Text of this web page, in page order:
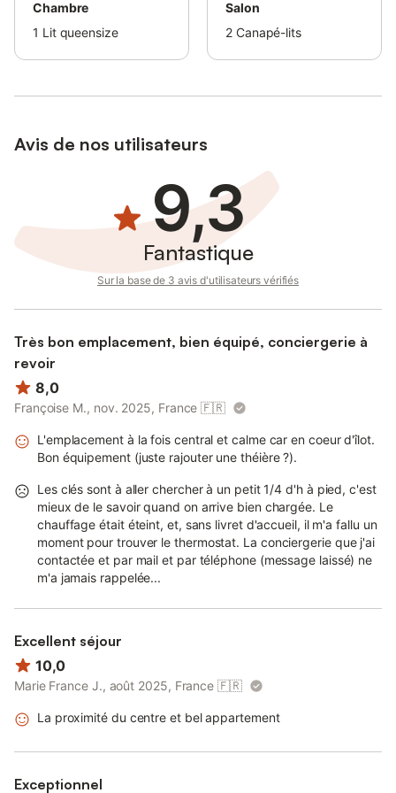
Avant votre arrivée
Afin de préparer au mieux votre séjour, un enregistrement est à
effectuer avant votre arrivée, soit en ligne, soit directement à
sera restituée dans la semaine suivant votre départ, sous
réserve qu'aucune dégradation ne soit constatée.
Pour rendre votre séjour encore plus agréable, nous proposons
sur demande plusieurs services complémentaires : bagagerie en
semaine (du lundi au vendredi, de 9h à 12h et de 14h à 18h),
linge supplémentaire, passage de ménage additionnel ou
préparation d'une bouteille de champagne pour votre arrivée 🍾
Chambre
1 Lit queensize
Salon
2 Canapé-lits
Avis de nos utilisateurs
9,3
Fantastique
Sur la base de 3 avis d'utilisateurs vérifiés
Très bon emplacement, bien équipé, conciergerie à
revoir
8,0
Françoise M., nov. 2025, France 🇫🇷
L'emplacement à la fois central et calme car en coeur d'îlot.
Bon équipement (juste rajouter une théière ?).
Les clés sont à aller chercher à un petit 1/4 d'h à pied, c'est
mieux de le savoir quand on arrive bien chargée. Le
chauffage était éteint, et, sans livret d'accueil, il m'a fallu un
moment pour trouver le thermostat. La conciergerie que j'ai
contactée et par mail et par téléphone (message laissé) ne
m'a jamais rappelée...
Excellent séjour
10,0
Marie France J., août 2025, France 🇫🇷
La proximité du centre et bel appartement
Exceptionnel